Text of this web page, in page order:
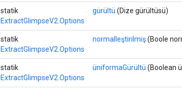
statik
ExtractGlimpseV2.Options
gürültü (Dize gürültüsü)
statik
ExtractGlimpseV2.Options
normalleştirilmiş(Boole
statik
ExtractGlimpseV2.Options
üniformaGürültü (Boolean